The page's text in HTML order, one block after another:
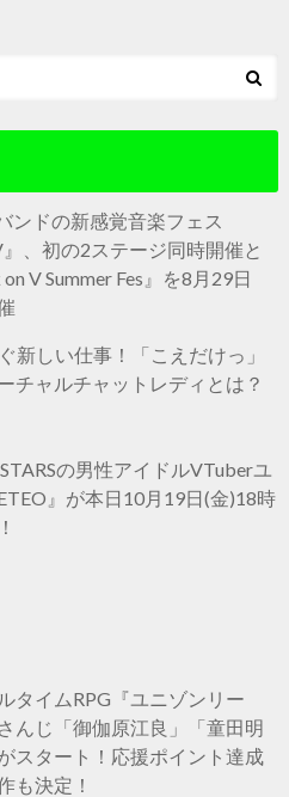
ンドの新感覚音楽フェス
』、初の2ステージ同時開催と
V Summer Fes』を8月29日
新しい仕事！「こえだけっ」
チャルチャットレディとは？
の男性アイドルVTuberユ
』が本日10月19日(金)18時
タイムRPG『ユニゾンリー
んじ「御伽原江良」「童田明
スタート！応援ポイント達成
も決定！